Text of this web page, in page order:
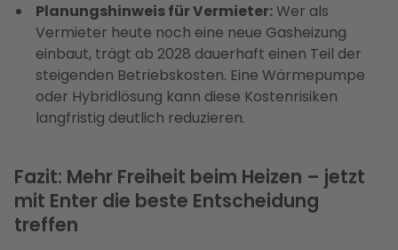
Planungshinweis für Vermieter:Wer als
Vermieter heute noch eine neue Gasheizung
einbaut, trägt ab 2028 dauerhaft einen Teil der
steigenden Betriebskosten. Eine Wärmepumpe
oder Hybridlösung kann diese Kostenrisiken
langfristig deutlich reduzieren.
Fazit: Mehr Freiheit beim Heizen – jetzt
mit Enter die beste Entscheidung
treffen